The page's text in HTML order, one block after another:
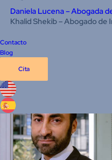
Daniela Lucena – Abogada
Khalid Shekib – Abogado de
Contacto
Blog
Cita
Solicitar